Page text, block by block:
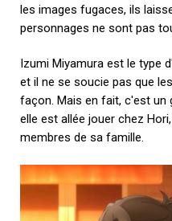
les images fugaces, ils
personnages ne sont pas
Izumi Miyamura est le type
et il ne se soucie pas que
façon. Mais en fait, c'est un
elle est allée jouer chez
membres de sa famille.